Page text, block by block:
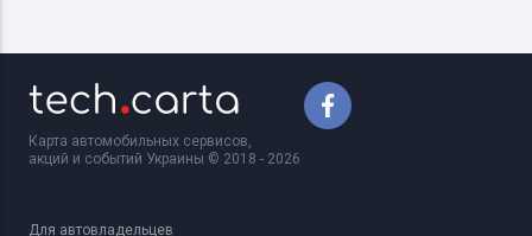
Карта автомобильных сервисов,
акций и событий Украины © 2018 - 2026
Для автовладельцев